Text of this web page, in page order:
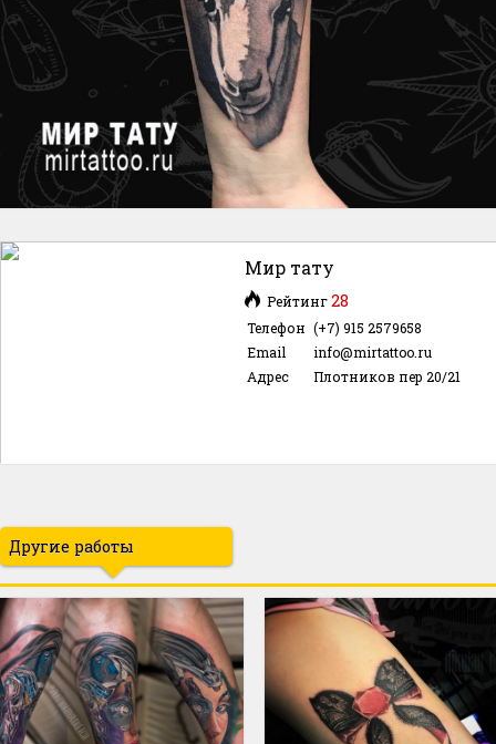
Мир тату
Рейтинг28
Телефон (+7) 915 2579658
Email
info@mirtattoo.ru
Адрес
Плотников пер 20/21
Другие работы